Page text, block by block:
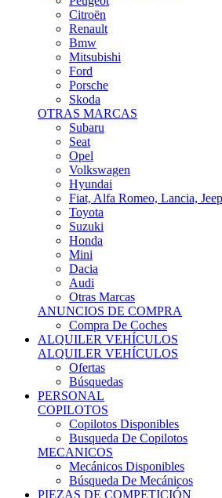
Renault
Bmw
Mitsubishi
Ford
Porsche
Skoda
OTRAS MARCAS
Subaru
Seat
Opel
Volkswagen
Hyundai
Fiat, Alfa Romeo, Lancia, Jeep
Toyota
Suzuki
Honda
Mini
Dacia
Audi
Otras Marcas
ANUNCIOS DE COMPRA
Compra De Coches
ALQUILER VEHÍCULOS
ALQUILER VEHÍCULOS
Ofertas
Búsquedas
PERSONAL
COPILOTOS
Copilotos Disponibles
Busqueda De Copilotos
MECANICOS
Mecánicos Disponibles
Búsqueda De Mecánicos
PIEZAS DE COMPETICIÓN
MECÁNICA